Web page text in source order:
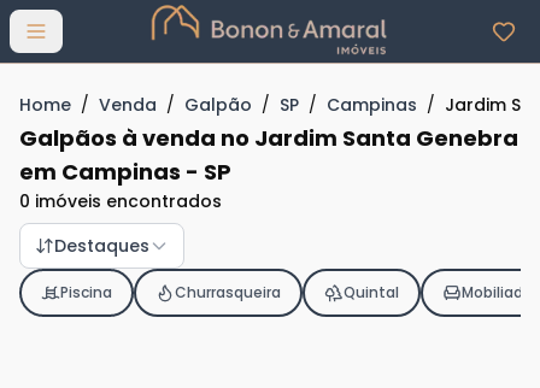
Abrir menu
Home / Venda / Galpão / SP / Campinas / Jardim
Galpãos à venda no Jardim Santa Genebra
em Campinas - SP
0 imóveis encontrados
Destaques
Piscina Churrasqueira Quintal Mobiliado